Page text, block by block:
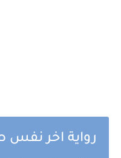
رواية اخر نفس